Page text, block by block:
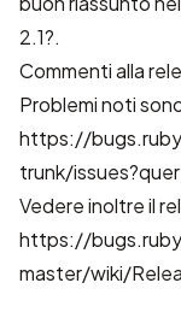
2.1?.
Commenti alla
Problemi noti
https://
trunk/
Vedere inoltre il
https://
master/wiki/